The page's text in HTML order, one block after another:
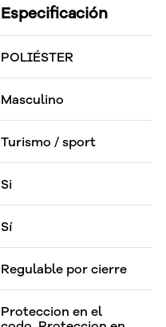
Especificación
POLIÉSTER
Masculino
Turismo / sport
Si
Sí
Regulable por cierre
Proteccion en el